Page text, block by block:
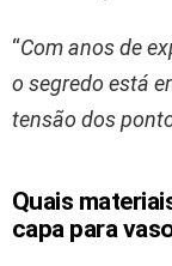
“Com anos de
o segredo está
tensão dos
Quais
capa para